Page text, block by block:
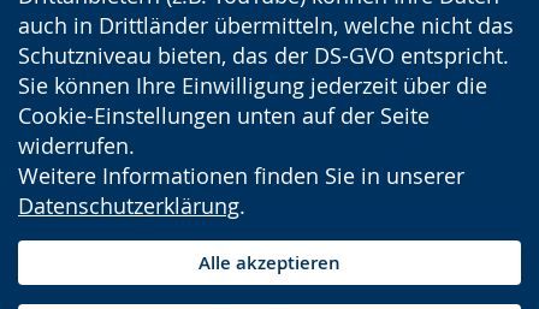
auch in Drittländer übermitteln, welche nicht das
Schutzniveau bieten, das der DS-GVO entspricht.
Sie können Ihre Einwilligung jederzeit über die
Cookie-Einstellungen unten auf der Seite
widerrufen.
Weitere Informationen finden Sie in unserer
Datenschutzerklärung.
Alle akzeptieren